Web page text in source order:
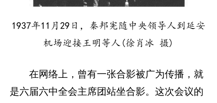
1937年11月29日，秦邦宪随中央领导人到延安
机场迎接王明等人(徐肖冰 摄)
在网络上，曾有一张合影被广为传播，就
是六届六中全会主席团站坐合影。这次会议的